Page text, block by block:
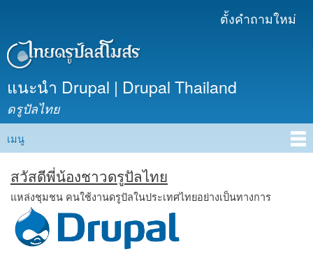
เนื้อหา
ตั้งคำถามใหม่
แนะนำ Drupal | Drupal Thailand
ดรูปัลไทย
Main menu
เมนู
สวัสดีพี่น้องชาวดรูปัลไทย
แหล่งชุมชน คนใช้งานดรูปัลในประเทศไทยอย่างเป็นทางการ